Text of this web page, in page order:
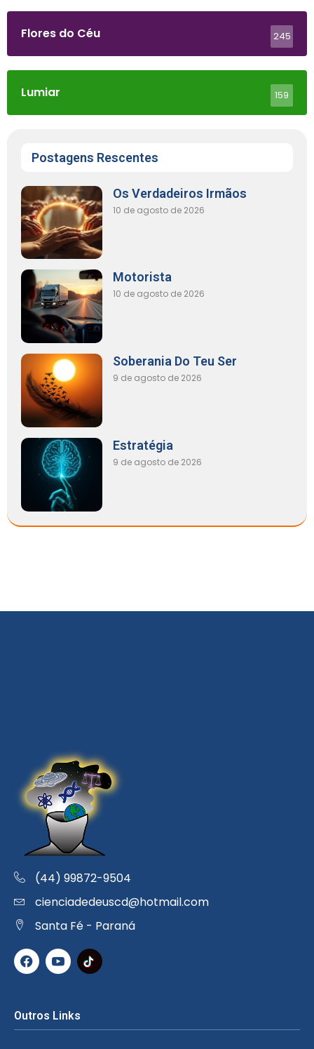
Flores do Céu 245
Lumiar 159
Postagens Rescentes
Os Verdadeiros Irmãos
10 de agosto de 2026
Motorista
10 de agosto de 2026
Soberania Do Teu Ser
9 de agosto de 2026
Estratégia
9 de agosto de 2026
(44) 99872-9504
cienciadedeuscd@hotmail.com
Santa Fé - Paraná
Outros Links